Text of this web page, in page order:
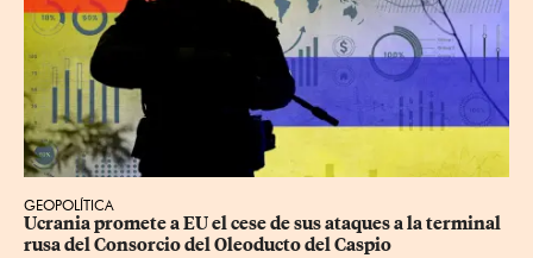
GEOPOLÍTICA
Ucrania promete a EU el cese de sus ataques a la terminal
rusa del Consorcio del Oleoducto del Caspio